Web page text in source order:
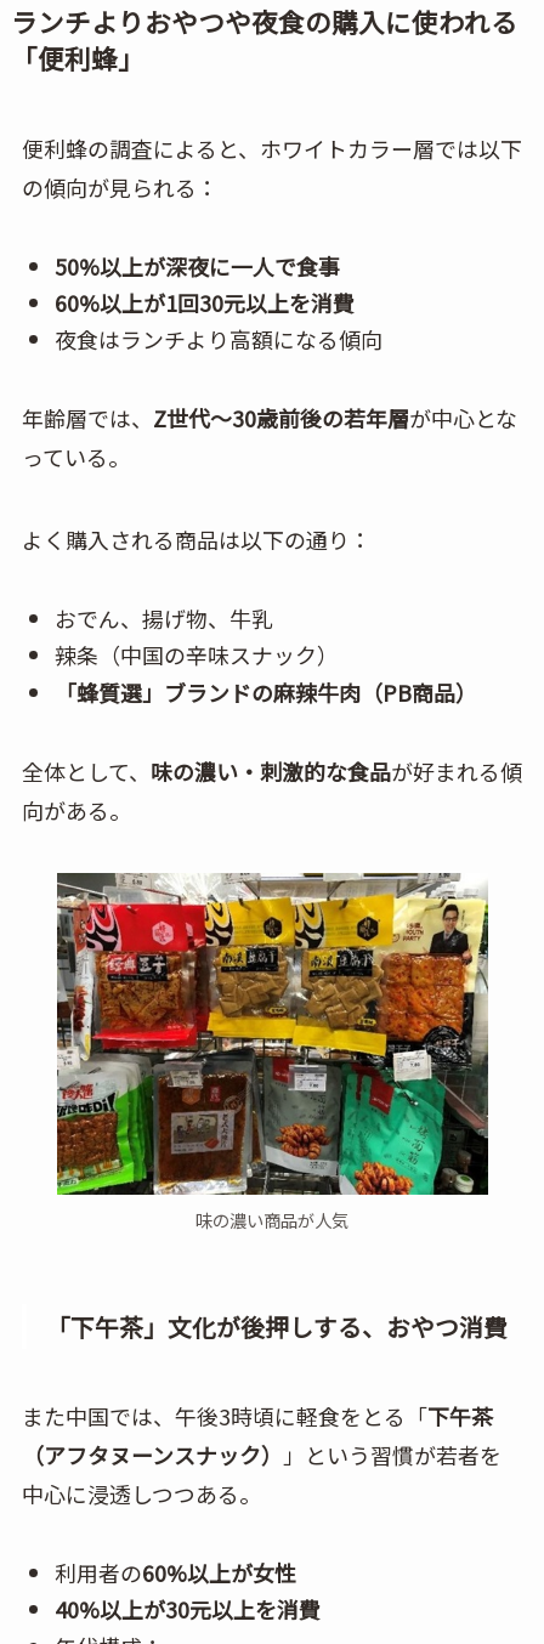
ランチよりおやつや夜食の購入に使われる
「便利蜂」
便利蜂の調査によると、ホワイトカラー層では以下
の傾向が見られる：
50%以上が深夜に一人で食事
60%以上が1回30元以上を消費
夜食はランチより高額になる傾向
年齢層では、 Z世代〜30歳前後の若年層が中心とな
っている。
よく購入される商品は以下の通り：
おでん、揚げ物、牛乳
辣条（中国の辛味スナック）
「蜂質選」ブランドの麻辣牛肉（PB商品）
全体として、 味の濃い・刺激的な食品が好まれる傾
向がある。
味の濃い商品が人気
「下午茶」文化が後押しする、おやつ消費
また中国では、午後3時頃に軽食をとる「下午茶
（アフタヌーンスナック）
」という習慣が若者を
中心に浸透しつつある。
利用者の60%以上が女性
40%以上が30元以上を消費